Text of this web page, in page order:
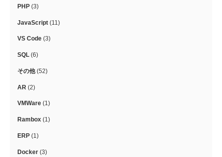
PHP (3)
JavaScript (11)
VS Code (3)
SQL (6)
その他(52)
AR (2)
VMWare (1)
Rambox (1)
ERP (1)
Docker (3)